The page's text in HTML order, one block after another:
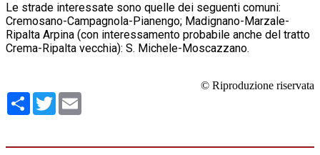
Le strade interessate sono quelle dei seguenti comuni:
Cremosano-Campagnola-Pianengo; Madignano-Marzale-
Ripalta Arpina (con interessamento probabile anche del tratto
Crema-Ripalta vecchia): S. Michele-Moscazzano.
© Riproduzione riservata
Condividi
Twitter